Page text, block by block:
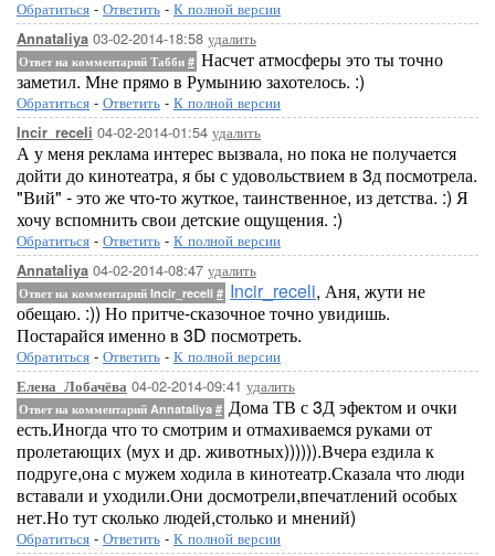
Обратиться - Ответить - К полной версии
Annataliya 03-02-2014-18:58 удалить
Ответ на комментарий Табби # Насчет атмосферы это ты точно
заметил. Мне прямо в Румынию захотелось. :)
Обратиться - Ответить - К полной версии
Incir_receli 04-02-2014-01:54 удалить
А у меня реклама интерес вызвала, но пока не получается
дойти до кинотеатра, я бы с удовольствием в 3д посмотрела.
"Вий" - это же что-то жуткое, таинственное, из детства. :) Я
хочу вспомнить свои детские ощущения. :)
Обратиться - Ответить - К полной версии
Annataliya 04-02-2014-08:47 удалить
Ответ на комментарий Incir_receli # Incir_receli, Аня, жути не
обещаю. :)) Но притче-сказочное точно увидишь.
Постарайся именно в 3D посмотреть.
Обратиться - Ответить - К полной версии
Елена_Лобачёва 04-02-2014-09:41 удалить
Ответ на комментарий Annataliya # Дома ТВ с 3Д эфектом и очки
есть.Иногда что то смотрим и отмахиваемся руками от
пролетающих (мух и др. животных)))))).Вчера ездила к
подруге,она с мужем ходила в кинотеатр.Сказала что люди
вставали и уходили.Они досмотрели,впечатлений особых
нет.Но тут сколько людей,столько и мнений)
Обратиться - Ответить - К полной версии